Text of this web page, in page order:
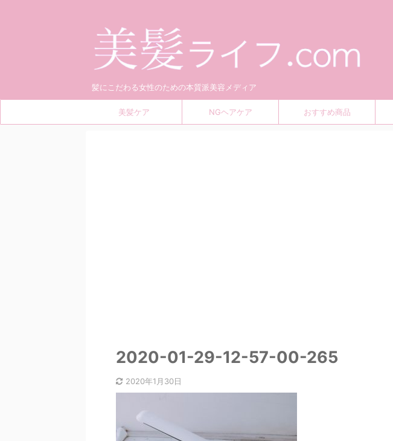
髪にこだわる女性のための本質派美容メディア
美髪ケア NGヘアケア おすすめ商品
2020-01-29-12-57-00-265
2020年1月30日